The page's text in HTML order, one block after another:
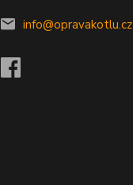
info@opravakotlu.cz